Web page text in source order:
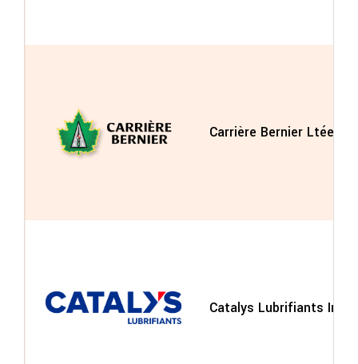
Carrière Bernier Ltée
Catalys Lubrifiants Inc.